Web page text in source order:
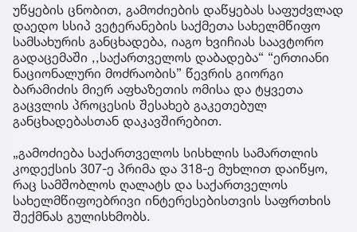
უწყების ცნობით, გამოძიების დაწყებას საფუძვლად
დაედო სსიპ ვეტერანების საქმეთა სახელმწიფო
სამსახურის განცხადება, იაგო ხვიჩიას საავტორო
გადაცემაში ,,საქართველოს დაბადება“ “ერთიანი
ნაციონალური მოძრაობის” წევრის გიორგი
ბარამიძის მიერ აფხაზეთის ომისა და ტყვეთა
გაცვლის პროცესის შესახებ გაკეთებულ
განცხადებასთან დაკავშირებით.
„გამოძიება საქართველოს სისხლის სამართლის
კოდექსის 307-ე პრიმა და 318-ე მუხლით დაიწყო,
რაც სამშობლოს ღალატს და საქართველოს
სახელმწიფოებრივი ინტერესებისთვის საფრთხის
შექმნას გულისხმობს.